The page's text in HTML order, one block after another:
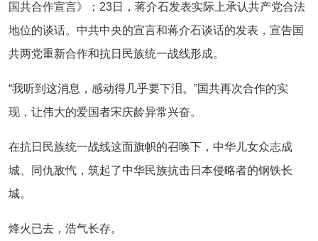
国共合作宣言》；23日，蒋介石发表实际上承认共产党合法
地位的谈话。中共中央的宣言和蒋介石谈话的发表，宣告国
共两党重新合作和抗日民族统一战线形成。
“我听到这消息，感动得几乎要下泪。”国共再次合作的实
现，让伟大的爱国者宋庆龄异常兴奋。
在抗日民族统一战线这面旗帜的召唤下，中华儿女众志成
城、同仇敌忾，筑起了中华民族抗击日本侵略者的钢铁长
城。
烽火已去，浩气长存。